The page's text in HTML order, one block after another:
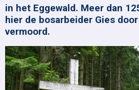
in het Eggewald. Meer dan
hier de bosarbeider Gies
vermoord.